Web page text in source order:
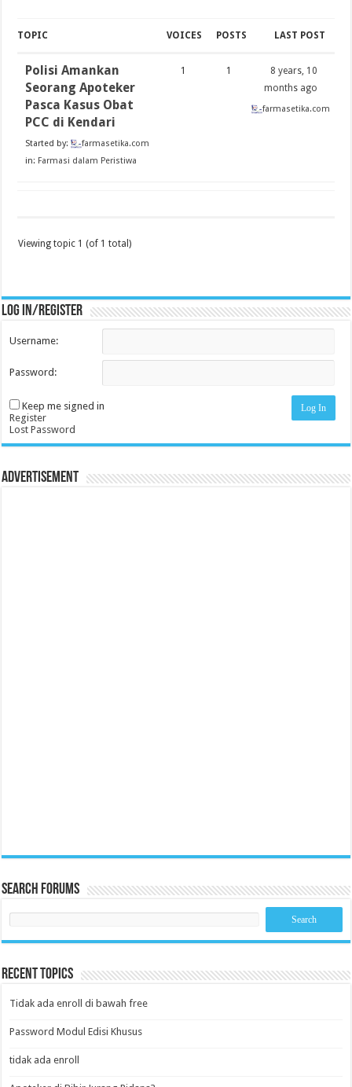
TOPIC VOICES POSTS LAST POST
Polisi Amankan
Seorang Apoteker
Pasca Kasus Obat
PCC di Kendari
Started by:
farmasetika.com
in: Farmasi dalam Peristiwa
1 1
8 years, 10
months ago
farmasetika.com
Viewing topic 1 (of 1 total)
Log in/register
Username:
Password:
Keep me signed in Log In
Register
Lost Password
Advertisement
Search Forums
Recent Topics
Tidak ada enroll di bawah free
Password Modul Edisi Khusus
tidak ada enroll